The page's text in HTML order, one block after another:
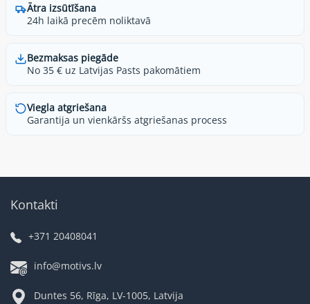
Ātra izsūtīšana
24h laikā precēm noliktavā
Bezmaksas piegāde
No 35 € uz Latvijas Pasts pakomātiem
Viegla atgriešana
Garantija un vienkāršs atgriešanas process
Kontakti
+371 20408041
info@motivs.lv
Duntes 56, Rīga, LV-1005, Latvija